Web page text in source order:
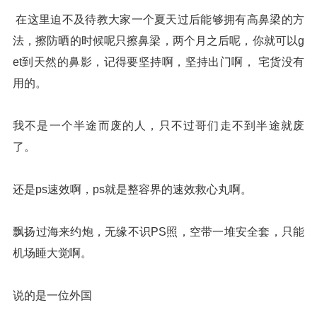
在这里迫不及待教大家一个夏天过后能够拥有高鼻梁的方
法，擦防晒的时候呢只擦鼻梁，两个月之后呢，你就可以g
et到天然的鼻影，记得要坚持啊，坚持出门啊， 宅货没有
用的。
我不是一个半途而废的人，只不过哥们走不到半途就废
了。
还是ps速效啊，ps就是整容界的速效救心丸啊。
飘扬过海来约炮，无缘不识PS照，空带一堆安全套，只能
机场睡大觉啊。
说的是一位外国